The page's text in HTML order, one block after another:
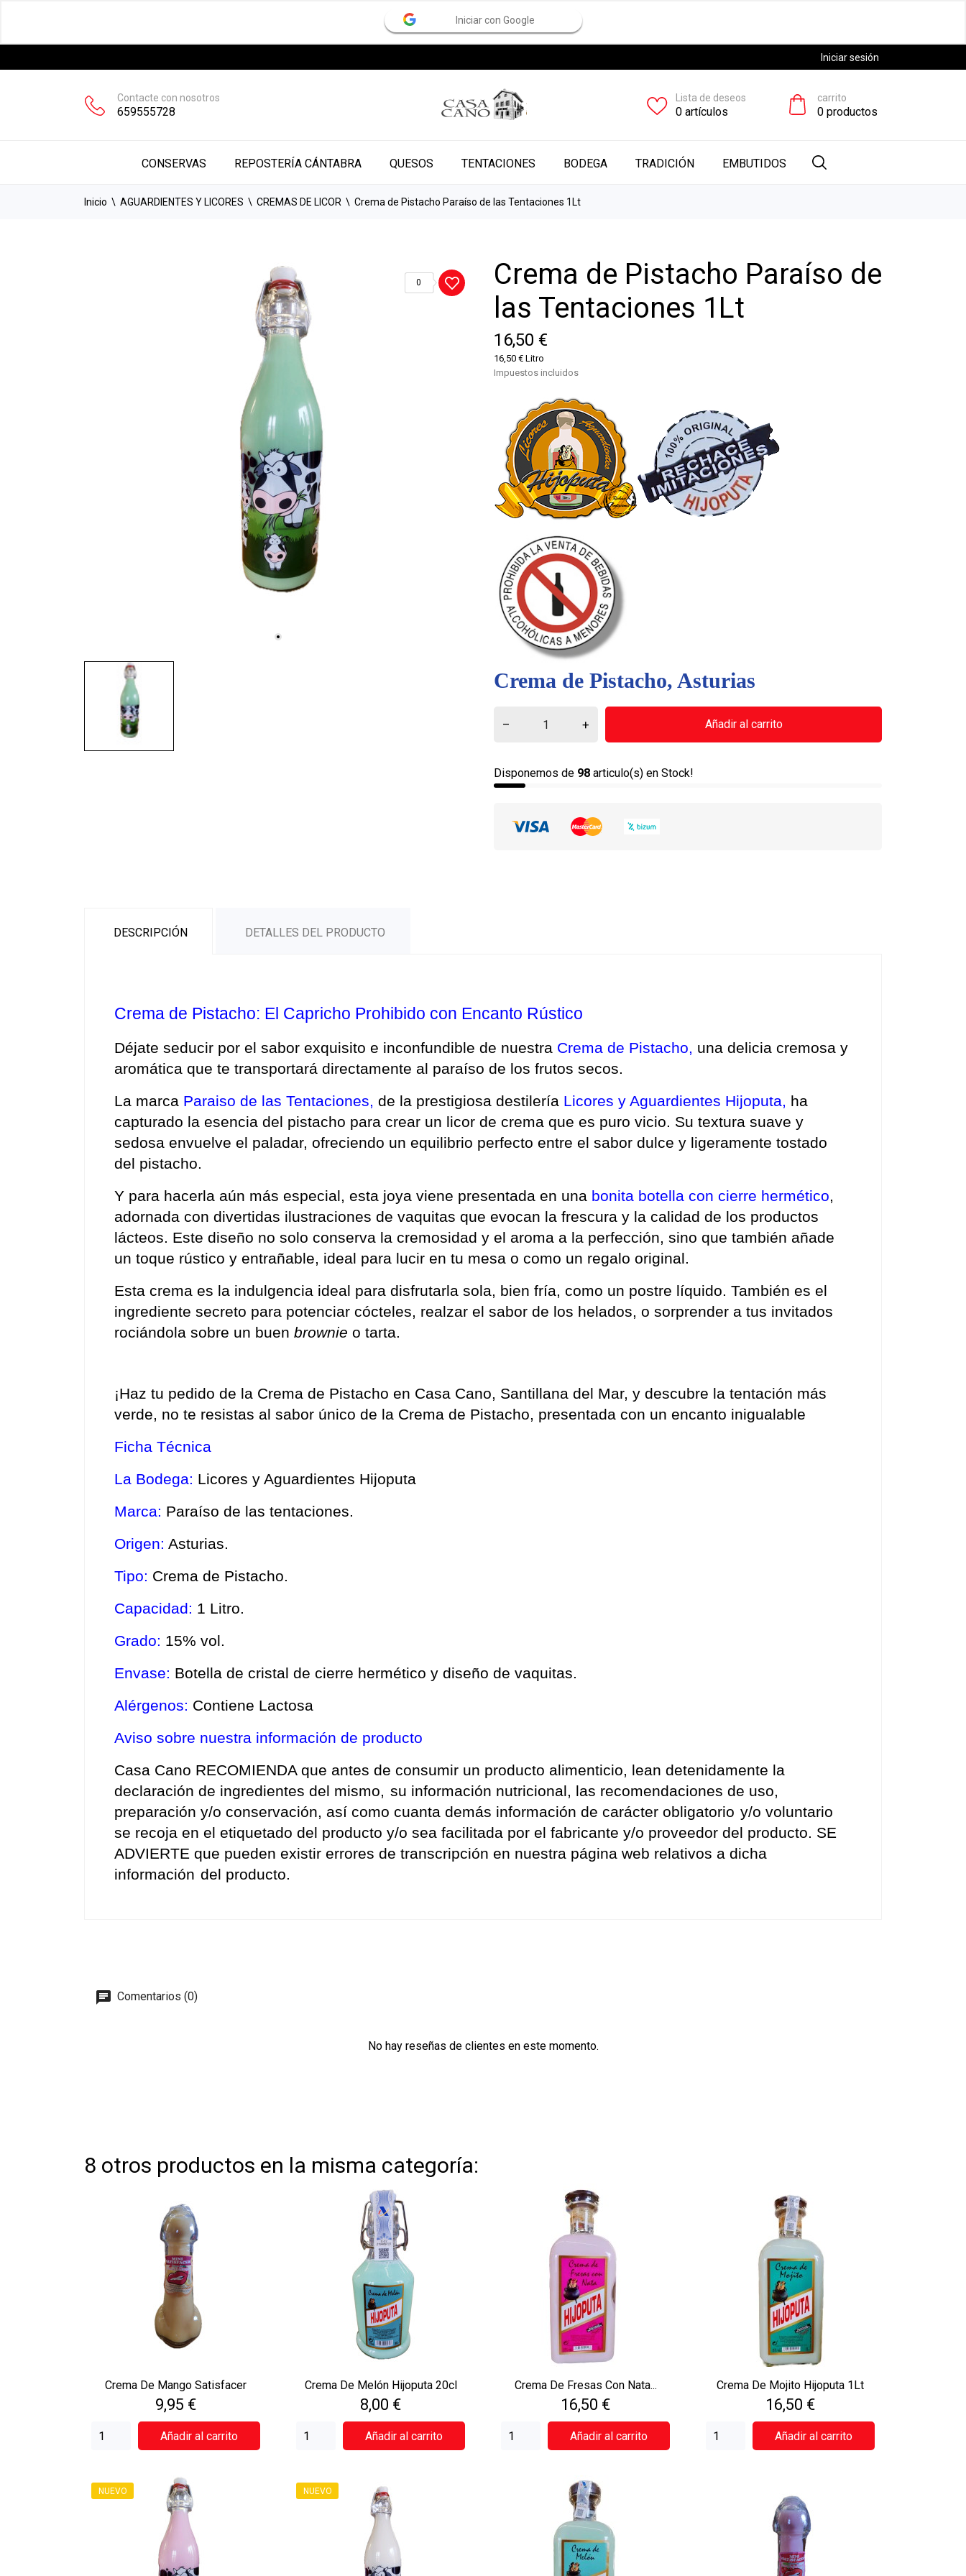
Iniciar con Google
Iniciar sesión
Contacte con nosotros
659555728
Lista de deseos
0 artículos
carrito
0productos
CONSERVAS REPOSTERÍA CÁNTABRA QUESOS TENTACIONES BODEGA TRADICIÓN EMBUTIDOS
Inicio AGUARDIENTES Y LICORES CREMAS DE LICOR Crema de Pistacho Paraíso de las Tentaciones 1Lt
0
Crema de Pistacho Paraíso de
las Tentaciones 1Lt
16,50 €
16,50 € Litro
Impuestos incluidos
Crema de Pistacho, Asturias
– + Añadir al carrito
Disponemos de 98 articulo(s) en Stock!
DESCRIPCIÓN DETALLES DEL PRODUCTO
Crema de Pistacho: El Capricho Prohibido con Encanto Rústico
Déjate seducir por el sabor exquisito e inconfundible de nuestra Crema de Pistacho, una delicia cremosa y
aromática que te transportará directamente al paraíso de los frutos secos.
La marca Paraiso de las Tentaciones, de la prestigiosa destilería Licores y Aguardientes Hijoputa, ha
capturado la esencia del pistacho para crear un licor de crema que es puro vicio. Su textura suave y
sedosa envuelve el paladar, ofreciendo un equilibrio perfecto entre el sabor dulce y ligeramente tostado
del pistacho.
Y para hacerla aún más especial, esta joya viene presentada en una bonita botella con cierre hermético,
adornada con divertidas ilustraciones de vaquitas que evocan la frescura y la calidad de los productos
lácteos. Este diseño no solo conserva la cremosidad y el aroma a la perfección, sino que también añade
un toque rústico y entrañable, ideal para lucir en tu mesa o como un regalo original.
Esta crema es la indulgencia ideal para disfrutarla sola, bien fría, como un postre líquido. También es el
ingrediente secreto para potenciar cócteles, realzar el sabor de los helados, o sorprender a tus invitados
rociándola sobre un buen brownie o tarta.
¡Haz tu pedido de la Crema de Pistacho en Casa Cano, Santillana del Mar, y descubre la tentación más
verde, no te resistas al sabor único de la Crema de Pistacho, presentada con un encanto inigualable
Ficha Técnica
La Bodega: Licores y Aguardientes Hijoputa
Marca: Paraíso de las tentaciones.
Origen: Asturias.
Tipo: Crema de Pistacho.
Capacidad: 1 Litro.
Grado: 15% vol.
Envase: Botella de cristal de cierre hermético y diseño de vaquitas.
Alérgenos: Contiene Lactosa
Aviso sobre nuestra información de producto
Casa Cano RECOMIENDA que antes de consumir un producto alimenticio, lean detenidamente la
declaración de ingredientes del mismo, su información nutricional, las recomendaciones de uso,
preparación y/o conservación, así como cuanta demás información de carácter obligatorio y/o voluntario
se recoja en el etiquetado del producto y/o sea facilitada por el fabricante y/o proveedor del producto. SE
ADVIERTE que pueden existir errores de transcripción en nuestra página web relativos a dicha
información del producto.
Comentarios (0)
No hay reseñas de clientes en este momento.
8 otros productos en la misma categoría:
Crema De Mango Satisfacer
Precio
9,95 €
Añadir al carrito
Crema De Melón Hijoputa 20cl
Precio
8,00 €
Añadir al carrito
Crema De Fresas Con Nata...
Precio
16,50 €
Añadir al carrito
Crema De Mojito Hijoputa 1Lt
Precio
16,50 €
Añadir al carrito
NUEVO NUEVO